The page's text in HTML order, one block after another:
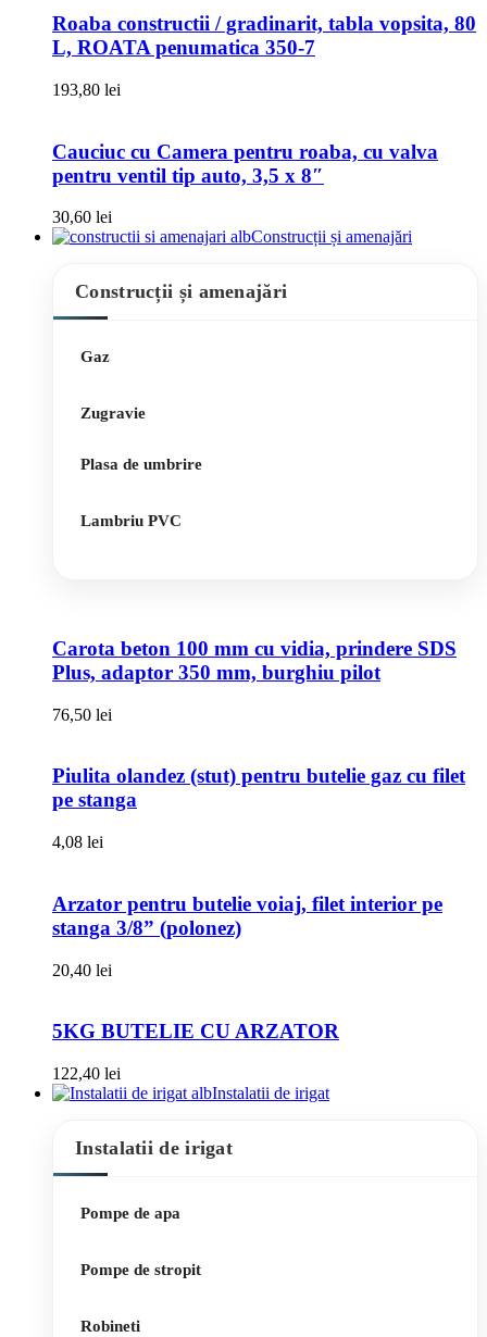
Roaba constructii / gradinarit, tabla vopsita, 80
L, ROATA penumatica 350-7
193,80 lei
Cauciuc cu Camera pentru roaba, cu valva
pentru ventil tip auto, 3,5 x 8″
30,60 lei
Construcții și amenajări
Construcții și amenajări
Gaz
Zugravie
Plasa de umbrire
Lambriu PVC
Carota beton 100 mm cu vidia, prindere SDS
Plus, adaptor 350 mm, burghiu pilot
76,50 lei
Piulita olandez (stut) pentru butelie gaz cu filet
pe stanga
4,08 lei
Arzator pentru butelie voiaj, filet interior pe
stanga 3/8” (polonez)
20,40 lei
5KG BUTELIE CU ARZATOR
122,40 lei
Instalatii de irigat
Instalatii de irigat
Pompe de apa
Pompe de stropit
Robineti